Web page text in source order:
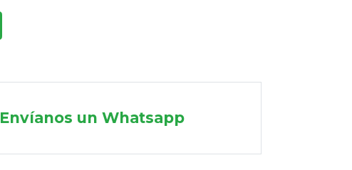
Envíanos un Whatsapp